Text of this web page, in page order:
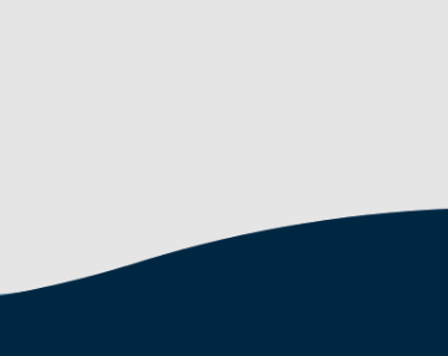
egy stabil és egészséges környezet